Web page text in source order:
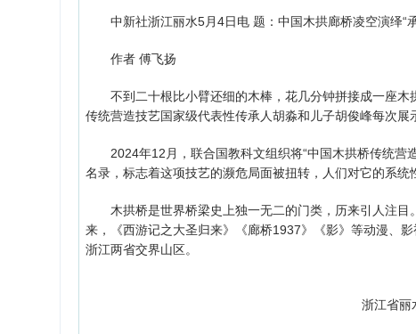
中新社浙江丽水5月4日电 题：中国木拱廊桥凌空演绎“
作者 傅飞扬
不到二十根比小臂还细的木棒，花几分钟拼接成一座木
传统营造技艺国家级代表性传承人胡淼和儿子胡俊峰每次展
2024年12月，联合国教科文组织将“中国木拱桥传统营
名录，标志着这项技艺的濒危局面被扭转，人们对它的系统
木拱桥是世界桥梁史上独一无二的门类，历来引人注目
来，《西游记之大圣归来》《廊桥1937》《影》等动漫、
浙江两省交界山区。
浙江省丽